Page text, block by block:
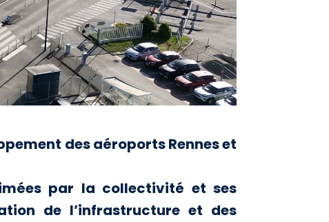
des aéroports Rennes et
par la collectivité et ses
de l’infrastructure et des